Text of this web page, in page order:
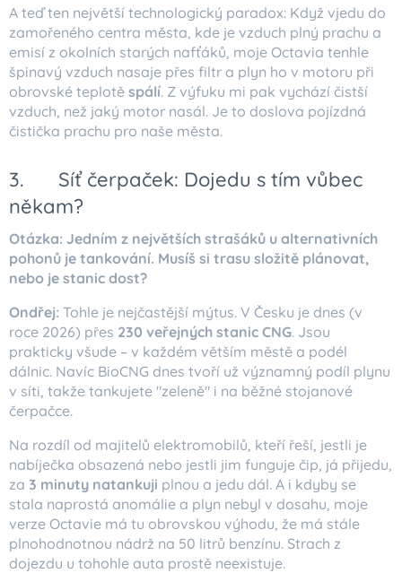
A teď ten největší technologický paradox: Když vjedu do
zamořeného centra města, kde je vzduch plný prachu a
emisí z okolních starých nafťáků, moje Octavia tenhle
špinavý vzduch nasaje přes filtr a plyn ho v motoru při
obrovské teplotě spálí. Z výfuku mi pak vychází čistší
vzduch, než jaký motor nasál. Je to doslova pojízdná
čistička prachu pro naše města.
3. 🗺️ Síť čerpaček: Dojedu s tím vůbec
někam?
Otázka: Jedním z největších strašáků u alternativních
pohonů je tankování. Musíš si trasu složitě plánovat,
nebo je stanic dost?
Ondřej: Tohle je nejčastější mýtus. V Česku je dnes (v
roce 2026) přes 230 veřejných stanic CNG. Jsou
prakticky všude – v každém větším městě a podél
dálnic. Navíc BioCNG dnes tvoří už významný podíl plynu
v síti, takže tankujete "zeleně" i na běžné stojanové
čerpačce.
Na rozdíl od majitelů elektromobilů, kteří řeší, jestli je
nabíječka obsazená nebo jestli jim funguje čip, já přijedu,
za 3 minuty natankuji plnou a jedu dál. A i kdyby se
stala naprostá anomálie a plyn nebyl v dosahu, moje
verze Octavie má tu obrovskou výhodu, že má stále
plnohodnotnou nádrž na 50 litrů benzínu. Strach z
dojezdu u tohohle auta prostě neexistuje.